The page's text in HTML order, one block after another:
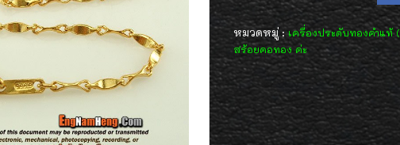
หมวดหมู่ :เครื่องประดับทองคำแท้
สร้อยคอทอง ค่ะ